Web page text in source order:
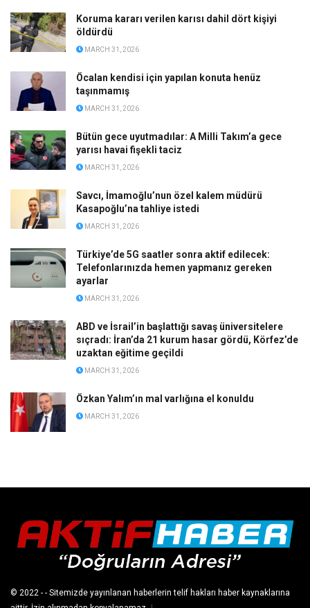
Koruma kararı verilen karısı dahil dört kişiyi
öldürdü
MARCH 31, 2026
Öcalan kendisi için yapılan konuta henüz
taşınmamış
MARCH 31, 2026
Bütün gece uyutmadılar: A Milli Takım’a gece
yarısı havai fişekli taciz
MARCH 31, 2026
Savcı, İmamoğlu’nun özel kalem müdürü
Kasapoğlu’na tahliye istedi
MARCH 31, 2026
Türkiye’de 5G saatler sonra aktif edilecek:
Telefonlarınızda hemen yapmanız gereken
ayarlar
MARCH 31, 2026
ABD ve İsrail’in başlattığı savaş üniversitelere
sıçradı: İran’da 21 kurum hasar gördü, Körfez’de
uzaktan eğitime geçildi
MARCH 31, 2026
Özkan Yalım’ın mal varlığına el konuldu
MARCH 31, 2026
© 2022 - - Sitemizde yayınlanan haberlerin telif hakları haber kaynaklarına